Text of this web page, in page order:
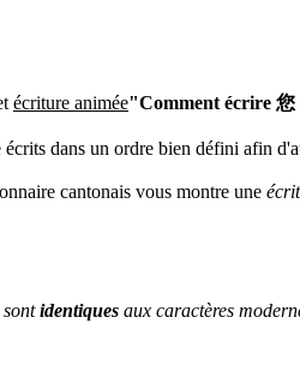
écriture animée"Comment écrire 您
dans un ordre bien défini afin
cantonais vous montre une
sontidentiques aux caractères